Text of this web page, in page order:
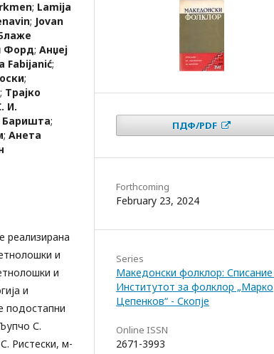
; Lamija
; Jovan
Форд; Анџеј
Fabijanić;
;
; Трајко
И.
Баришта;
; Анета
реализирана
и
и
и
подостапни
С.
Ристески, м-
ПДФ/PDF
Forthcoming
February 23, 2024
Series
Македонски фолклор: Списание
Институтот за фолклор „Марко
Цепенков“ - Скопје
Online ISSN
2671-3993